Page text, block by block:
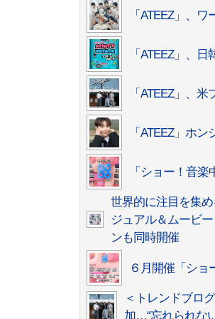
「ATEEZ」、
「ATEEZ」、
「ATEEZ」、
「ATEEZ」ホ
「ショー！音
世界的に注目を集
ジュアル＆ムービ
ンも同時開催
６月開催「シ
＜トレンドブロ
加…“忘れられな